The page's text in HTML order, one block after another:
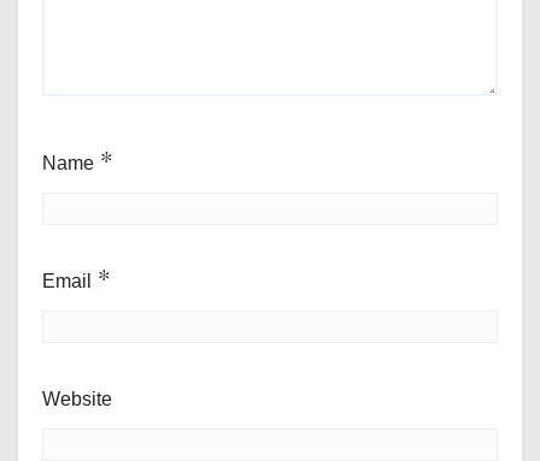
Name *
Email *
Website